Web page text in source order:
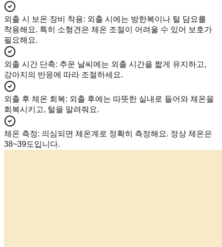
외출 시 보온 장비 착용: 외출 시에는 방한복이나 털 담요를
착용해요. 특히 소형견은 체온 조절이 어려울 수 있어 보호가
필요해요.
외출 시간 단축: 추운 날씨에는 외출 시간을 짧게 유지하고,
강아지의 반응에 따라 조절하세요.
외출 후 체온 회복: 외출 후에는 따뜻한 실내로 들어와 체온을
회복시키고, 털을 말려줘요.
체온 측정: 의심되면 체온계로 정확히 측정해요. 정상 체온은
38~39도입니다.